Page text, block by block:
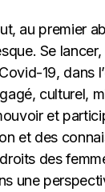
au premier
Se lancer,
19, dans
culturel,
et
et des
des
une